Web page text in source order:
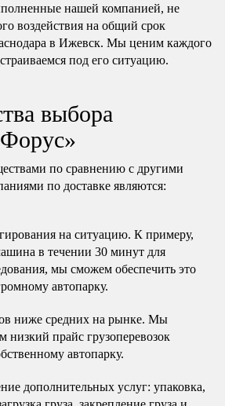
нашей компанией, не
воздействия на общий срок
в Ижевск. Мы ценим каждого
под его ситуацию.
выбора
по сравнению с другими
по доставке являются:
на ситуацию. К примеру,
в течении 30 минут для
мы сможем обеспечить это
автопарку.
ниже средних на рынке. Мы
низкий прайс грузоперевозок
автопарку.
дополнительных услуг: упаковка,